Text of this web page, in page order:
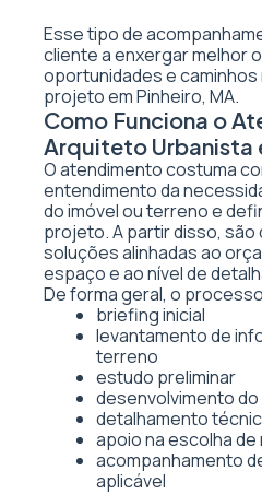
Esse tipo de
cliente a enxergar melhor
oportunidades e caminhos
projeto em Pinheiro, MA.
Como Funciona o
Arquiteto Urbanista
O atendimento costuma
entendimento da
do imóvel ou terreno e
projeto. A partir disso, são
soluções alinhadas ao
espaço e ao nível de
De forma geral, o
briefing inicial
levantamento de
terreno
estudo preliminar
desenvolvimento
detalhamento
apoio na escolha
acompanhamento
aplicável